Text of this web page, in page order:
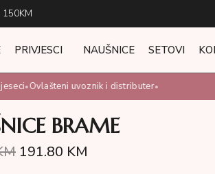
PRIVJESCI NAUŠNICE SETOVI
•Ovlašteni uvoznik i distributer•
BRAME
191.80 KM